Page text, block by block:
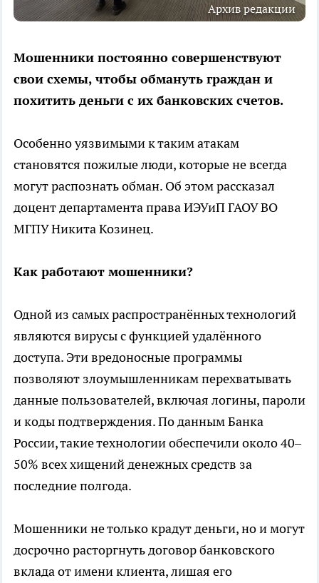
Архив редакции
Мошенники постоянно совершенствуют
свои схемы, чтобы обмануть граждан и
похитить деньги с их банковских счетов.
Особенно уязвимыми к таким атакам
становятся пожилые люди, которые не всегда
могут распознать обман. Об этом рассказал
доцент департамента права ИЭУиП ГАОУ ВО
МГПУ Никита Козинец.
Как работают мошенники?
Одной из самых распространённых технологий
являются вирусы с функцией удалённого
доступа. Эти вредоносные программы
позволяют злоумышленникам перехватывать
данные пользователей, включая логины, пароли
и коды подтверждения. По данным Банка
России, такие технологии обеспечили около 40–
50% всех хищений денежных средств за
последние полгода.
Мошенники не только крадут деньги, но и могут
досрочно расторгнуть договор банковского
вклада от имени клиента, лишая его